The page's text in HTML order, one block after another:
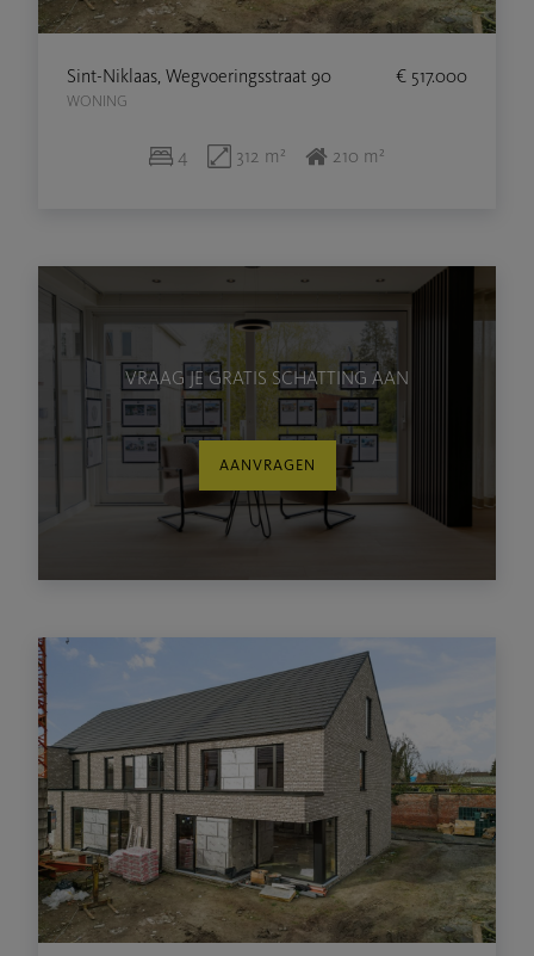
Sint-Niklaas, Wegvoeringsstraat 90
WONING
€ 517.000
4 312 m² 210 m²
VRAAG JE GRATIS SCHATTING AAN
AANVRAGEN